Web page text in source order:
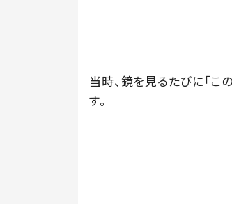
当時、鏡を見るたびに「
す。